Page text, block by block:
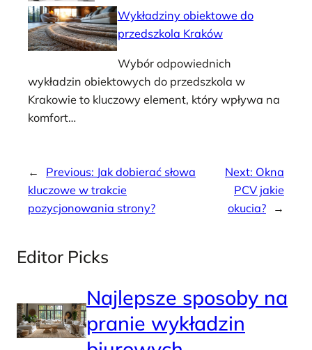
Wykładziny obiektowe do
przedszkola Kraków
Wybór odpowiednich
wykładzin obiektowych do przedszkola w
Krakowie to kluczowy element, który wpływa na
komfort…
← Previous: Jak dobierać słowa
kluczowe w trakcie
pozycjonowania strony?
Next: Okna
PCV jakie
okucia?
→
Editor Picks
Najlepsze sposoby na
pranie wykładzin